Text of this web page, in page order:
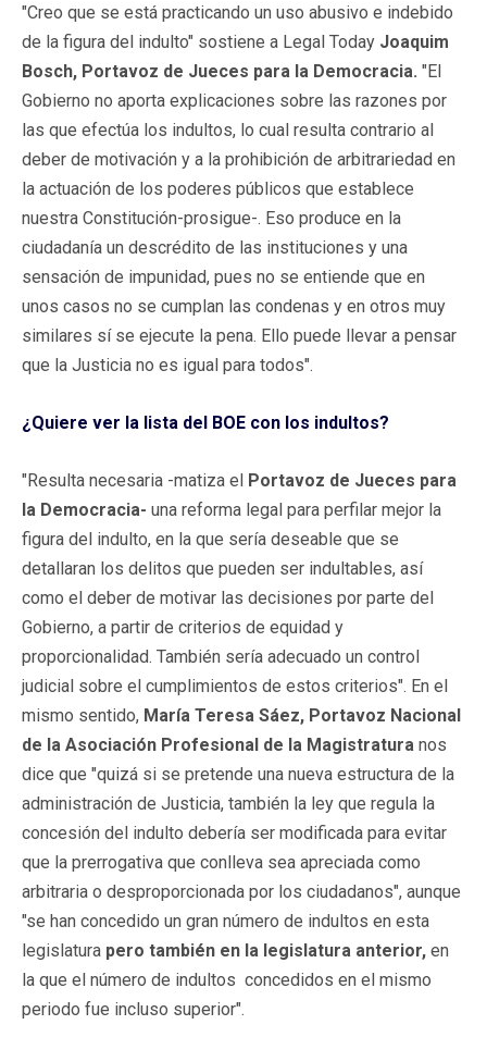
"Creo que se está practicando un uso abusivo e indebido
de la figura del indulto" sostiene a Legal Today Joaquim
Bosch, Portavoz de Jueces para la Democracia. "El
Gobierno no aporta explicaciones sobre las razones por
las que efectúa los indultos, lo cual resulta contrario al
deber de motivación y a la prohibición de arbitrariedad en
la actuación de los poderes públicos que establece
nuestra Constitución-prosigue-. Eso produce en la
ciudadanía un descrédito de las instituciones y una
sensación de impunidad, pues no se entiende que en
unos casos no se cumplan las condenas y en otros muy
similares sí se ejecute la pena. Ello puede llevar a pensar
que la Justicia no es igual para todos".
¿Quiere ver la lista del BOE con los indultos?
"Resulta necesaria -matiza el Portavoz de Jueces para
la Democracia- una reforma legal para perfilar mejor la
figura del indulto, en la que sería deseable que se
detallaran los delitos que pueden ser indultables, así
como el deber de motivar las decisiones por parte del
Gobierno, a partir de criterios de equidad y
proporcionalidad. También sería adecuado un control
judicial sobre el cumplimientos de estos criterios". En el
mismo sentido, María Teresa Sáez, Portavoz Nacional
de la Asociación Profesional de la Magistratura nos
dice que "quizá si se pretende una nueva estructura de la
administración de Justicia, también la ley que regula la
concesión del indulto debería ser modificada para evitar
que la prerrogativa que conlleva sea apreciada como
arbitraria o desproporcionada por los ciudadanos", aunque
"se han concedido un gran número de indultos en esta
legislatura pero también en la legislatura anterior, en
la que el número de indultos concedidos en el mismo
periodo fue incluso superior".